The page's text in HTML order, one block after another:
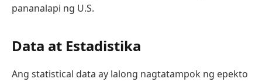
pananalapi ng U.S.
Data at Estadistika
Ang statistical data ay lalong nagtatampok ng epekto